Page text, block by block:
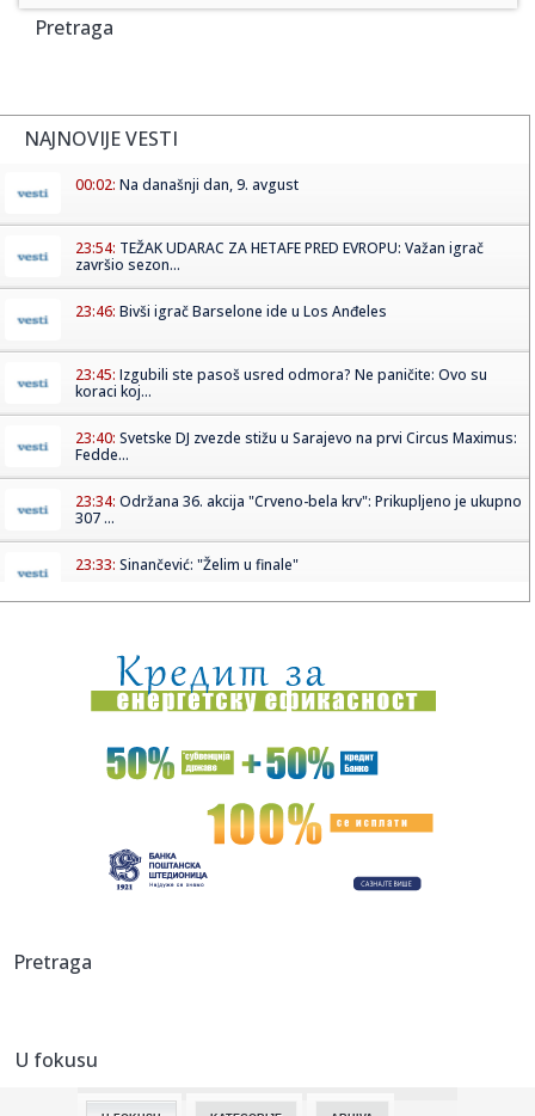
Pretraga
NAJNOVIJE VESTI
00:02: Na današnji dan, 9. avgust
23:54: TEŽAK UDARAC ZA HETAFE PRED EVROPU: Važan igrač
završio sezon...
23:46: Bivši igrač Barselone ide u Los Anđeles
23:45: Izgubili ste pasoš usred odmora? Ne paničite: Ovo su
koraci koj...
23:40: Svetske DJ zvezde stižu u Sarajevo na prvi Circus Maximus:
Fedde...
23:34: Održana 36. akcija "Crveno-bela krv": Prikupljeno je ukupno
307 ...
23:33: Sinančević: "Želim u finale"
23:30:Nada Obrić otvoreno o razvodima: Bivšima sam sve
ostavljala, a ...
23:21:ZVEZDA SPREMA POJAČANJE: Igrač Real Madrida na korak
od Malog K...
Izrael pravi plan bez Trampa
23:16:Heroji sa Olimpa! Srbi sat vremena vodili borbu za život na
23:06:
Pretraga
U fokusu